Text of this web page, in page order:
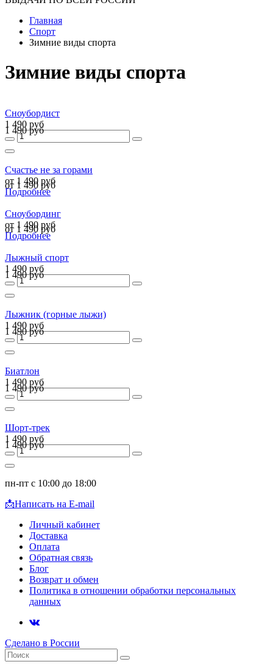
Главная
Спорт
Зимние виды спорта
Зимние виды спорта
Сноубордист
1 490 руб
1 490 руб
Счастье не за горами
от 1 490 руб
от 1 490 руб
Подробнее
Сноубординг
от 1 490 руб
от 1 490 руб
Подробнее
Лыжный спорт
1 490 руб
1 490 руб
Лыжник (горные лыжи)
1 490 руб
1 490 руб
Биатлон
1 490 руб
1 490 руб
Шорт-трек
1 490 руб
1 490 руб
пн-пт с 10:00 до 18:00
📩Написать на E-mail
Личный кабинет
Доставка
Оплата
Обратная связь
Блог
Возврат и обмен
Политика в отношении обработки персональных
данных
Сделано в России